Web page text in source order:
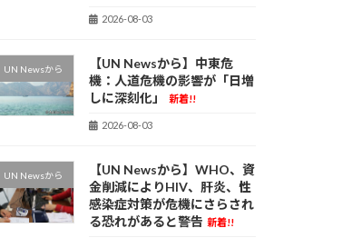
2026-08-03
UN Newsから
【UN Newsから】中東危
機：人道危機の影響が「日増
しに深刻化」
新着!!
2026-08-03
UN Newsから
【UN Newsから】WHO、資
金削減によりHIV、肝炎、性
感染症対策が危機にさらされ
る恐れがあると警告 新着!!